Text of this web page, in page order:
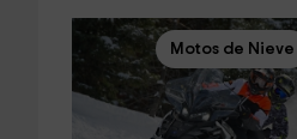
Motos de Nieve